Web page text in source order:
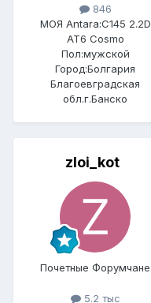
846
МОЯ Antara:C145 2.2D
AT6 Cosmo
Пол:мужской
Город:Болгария
Благоевградская
обл.г.Банско
zloi_kot
Почетные Форумчане
5.2 тыс